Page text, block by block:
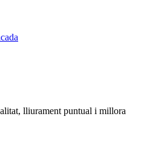
lliurament puntual i millora